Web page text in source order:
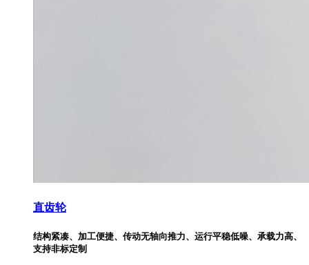
直齿轮
结构紧凑、加工便捷、传动无轴向推力、运行平稳低噪、承载力高、
支持非标定制